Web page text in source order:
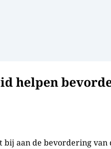
helpen
voor iedereen
bij aan de bevordering